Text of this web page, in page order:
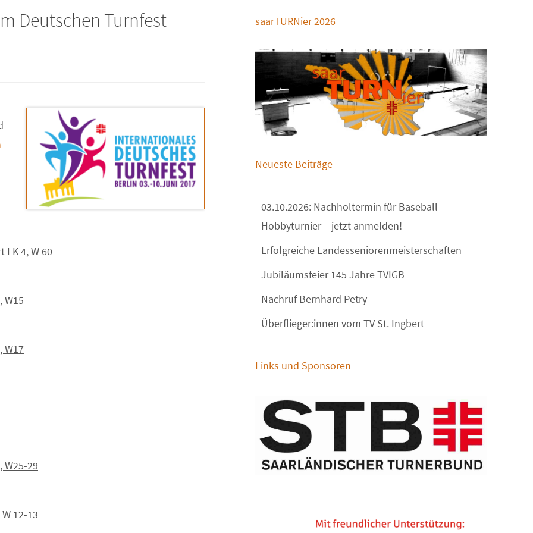
Deutschen Turnfest
4, W 60
W17
29
12-13
saarTURNier 2026
Neueste Beiträge
03.10.2026: Nachholtermin für Baseball-
Hobbyturnier – jetzt anmelden!
Erfolgreiche Landesseniorenmeisterschaften
Jubiläumsfeier 145 Jahre TVIGB
Nachruf Bernhard Petry
Überflieger:innen vom TV St. Ingbert
Links und Sponsoren